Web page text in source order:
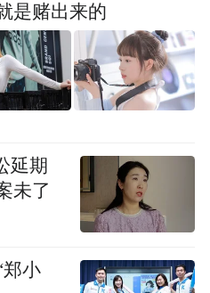
是赌出来的
延期
未了
郑小